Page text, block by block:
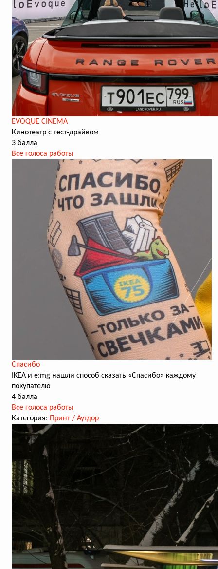
EVOQUE CINEMA
Кинотеатр с тест-драйвом
3 балла
Все голоса работы
Спасибо
IKEA и e:mg нашли способ сказать «Спасибо» каждому
покупателю
4 балла
Все голоса работы
Категория: Принт / Аутдор